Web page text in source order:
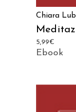
Chiara
5,99€
Ebook